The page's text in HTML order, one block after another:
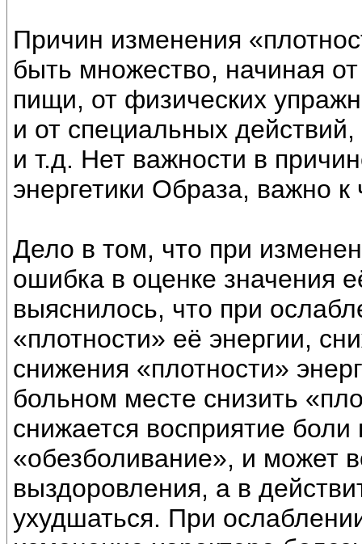
Причин изменения
быть множество, начиная
пищи, от физических
и от специальных действий,
и т.д. Нет важности в
энергетики Образа, важно к
Дело в том, что при
ошибка в оценке значения
выяснилось, что при
«плотности» её энергии,
снижения «плотности»
больном месте снизить
снижается восприятие боли
«обезболивание», и может
выздоровления, а в
ухудшаться. При